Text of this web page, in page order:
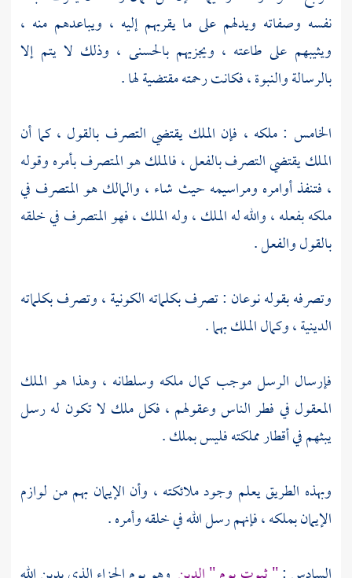
الرابع : كونه رحمانا رحيما ، فإن من كمال رحمته أن يعرف عباده
نفسه وصفاته ويدلهم على ما يقربهم إليه ، ويباعدهم منه ،
ويثيبهم على طاعته ، ويجزيهم بالحسنى ، وذلك لا يتم إلا
الخامس : ملكه ، فإن الملك يقتضي التصرف بالقول ، كما أن
الملك يقتضي التصرف بالفعل ، فالملك هو المتصرف بأمره وقوله
، فتنفذ أوامره ومراسيمه حيث شاء ، والمالك هو المتصرف في
ملكه بفعله ، والله له الملك ، وله الملك ، فهو المتصرف في خلقه
وتصرفه بقوله نوعان : تصرف بكلماته الكونية ، وتصرف بكلماته
فإرسال الرسل موجب كمال ملكه وسلطانه ، وهذا هو الملك
المعقول في فطر الناس وعقولهم ، فكل ملك لا تكون له رسل
يبثهم في أقطار مملكته فليس بملك .
وبهذه الطريق يعلم وجود ملائكته ، وأن الإيمان بهم من لوازم
الإيمان بملكه ، فإنهم رسل الله في خلقه وأمره .